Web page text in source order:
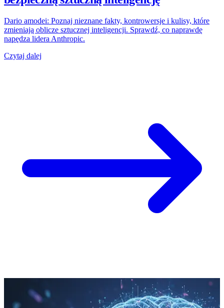
Dario amodei: Poznaj nieznane fakty, kontrowersje i kulisy, które
zmieniają oblicze sztucznej inteligencji. Sprawdź, co naprawdę
napędza lidera Anthropic.
Czytaj dalej